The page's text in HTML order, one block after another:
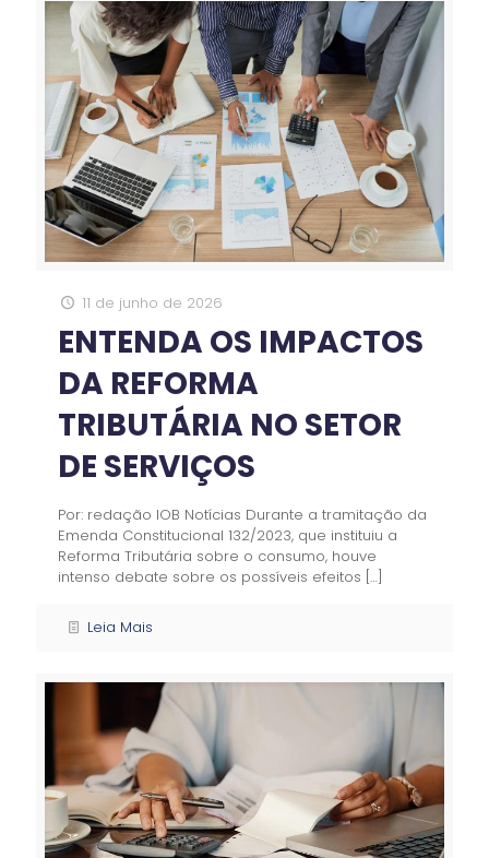
11 de junho de 2026
ENTENDA OS IMPACTOS
DA REFORMA
TRIBUTÁRIA NO SETOR
DE SERVIÇOS
Por: redação IOB Notícias Durante a tramitação da
Emenda Constitucional 132/2023, que instituiu a
Reforma Tributária sobre o consumo, houve
intenso debate sobre os possíveis efeitos […]
Leia Mais